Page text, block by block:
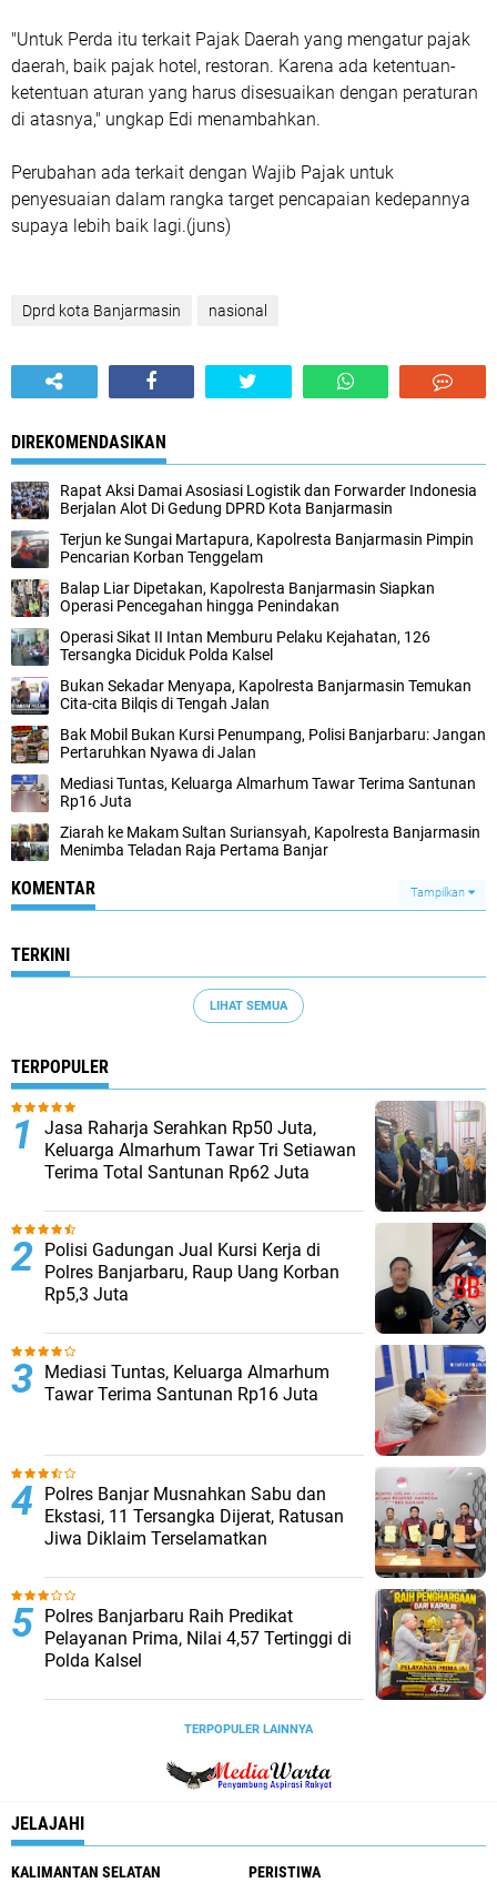
"Untuk Perda itu terkait Pajak Daerah yang mengatur pajak
daerah, baik pajak hotel, restoran. Karena ada ketentuan-
ketentuan aturan yang harus disesuaikan dengan peraturan
di atasnya," ungkap Edi menambahkan.
Perubahan ada terkait dengan Wajib Pajak untuk
penyesuaian dalam rangka target pencapaian kedepannya
supaya lebih baik lagi.(juns)
Dprd kota Banjarmasin nasional
DIREKOMENDASIKAN
Rapat Aksi Damai Asosiasi Logistik dan Forwarder Indonesia
Berjalan Alot Di Gedung DPRD Kota Banjarmasin
Terjun ke Sungai Martapura, Kapolresta Banjarmasin Pimpin
Pencarian Korban Tenggelam
Balap Liar Dipetakan, Kapolresta Banjarmasin Siapkan
Operasi Pencegahan hingga Penindakan
Operasi Sikat II Intan Memburu Pelaku Kejahatan, 126
Tersangka Diciduk Polda Kalsel
Bukan Sekadar Menyapa, Kapolresta Banjarmasin Temukan
Cita-cita Bilqis di Tengah Jalan
Bak Mobil Bukan Kursi Penumpang, Polisi Banjarbaru: Jangan
Pertaruhkan Nyawa di Jalan
Mediasi Tuntas, Keluarga Almarhum Tawar Terima Santunan
Rp16 Juta
Ziarah ke Makam Sultan Suriansyah, Kapolresta Banjarmasin
Menimba Teladan Raja Pertama Banjar
KOMENTAR Tampilkan
TERKINI
LIHAT SEMUA
TERPOPULER
Jasa Raharja Serahkan Rp50 Juta,
Keluarga Almarhum Tawar Tri Setiawan
Terima Total Santunan Rp62 Juta
Polisi Gadungan Jual Kursi Kerja di
Polres Banjarbaru, Raup Uang Korban
Rp5,3 Juta
Mediasi Tuntas, Keluarga Almarhum
Tawar Terima Santunan Rp16 Juta
Polres Banjar Musnahkan Sabu dan
Ekstasi, 11 Tersangka Dijerat, Ratusan
Jiwa Diklaim Terselamatkan
Polres Banjarbaru Raih Predikat
Pelayanan Prima, Nilai 4,57 Tertinggi di
Polda Kalsel
TERPOPULER LAINNYA
JELAJAHI
KALIMANTAN SELATAN PERISTIWA